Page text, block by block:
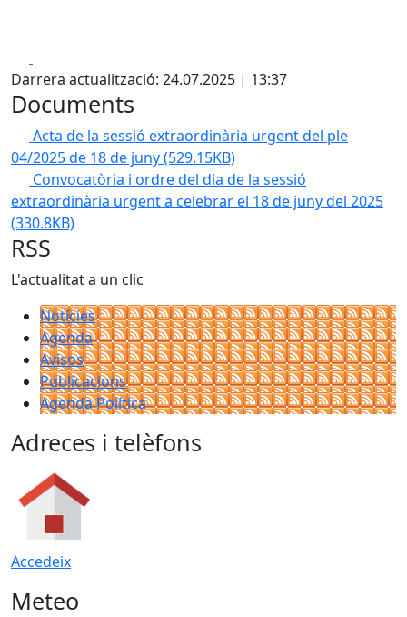
Darrera actualització: 24.07.2025 | 13:37
Documents
Acta de la sessió extraordinària urgent del ple
04/2025 de 18 de juny(529.15KB)
Convocatòria i ordre del dia de la sessió
extraordinària urgent a celebrar el 18 de juny del 2025
(330.8KB)
RSS
L'actualitat a un clic
Notícies
Agenda
Avisos
Publicacions
Agenda Política
Adreces i telèfons
Accedeix
Meteo